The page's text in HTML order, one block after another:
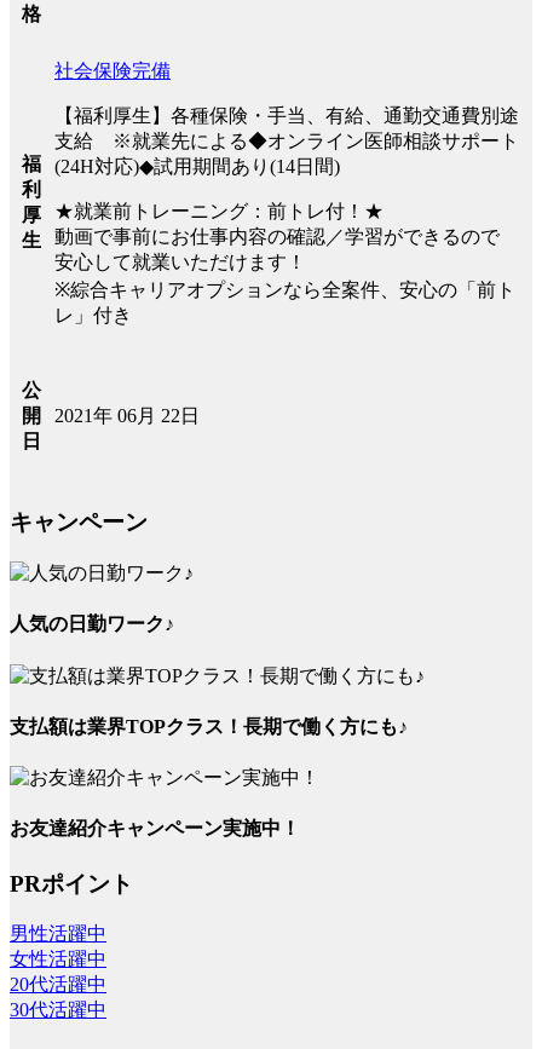
格
福
利
厚
生
社会保険完備
【福利厚生】各種保険・手当、有給、通勤交通費別途
支給 ※就業先による◆オンライン医師相談サポート
(24H対応)◆試用期間あり(14日間)
★就業前トレーニング：前トレ付！★
動画で事前にお仕事内容の確認／学習ができるので
安心して就業いただけます！
※綜合キャリアオプションなら全案件、安心の「前ト
レ」付き
公
開
日
2021年 06月 22日
キャンペーン
人気の日勤ワーク♪
支払額は業界TOPクラス！長期で働く方にも♪
お友達紹介キャンペーン実施中！
PRポイント
男性活躍中
女性活躍中
20代活躍中
30代活躍中